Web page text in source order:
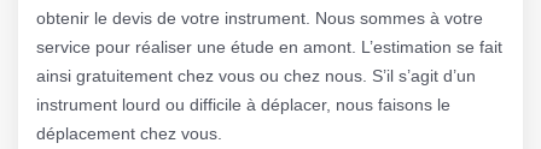
obtenir le devis de votre instrument. Nous sommes à votre
service pour réaliser une étude en amont. L’estimation se fait
ainsi gratuitement chez vous ou chez nous. S’il s’agit d’un
instrument lourd ou difficile à déplacer, nous faisons le
déplacement chez vous.